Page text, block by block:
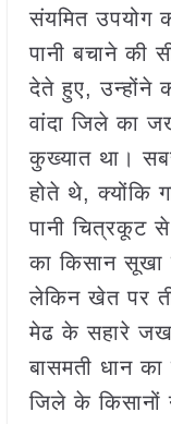
संयमित उपयोग
पानी बचाने की
देते हुए, उन्होंने
वांदा जिले का
कुख्यात था।
होते थे, क्योंकि
पानी चित्रकूट
का किसान सूखा
लेकिन खेत पर
मेढ के सहारे
बासमती धान का
जिले के